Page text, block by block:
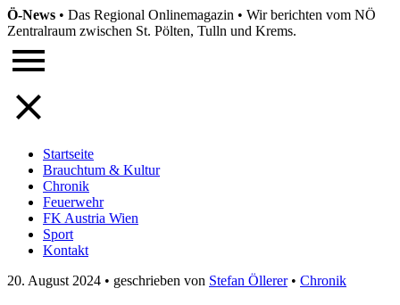
Ö-News • Das Regional Onlinemagazin • Wir berichten vom NÖ
Zentralraum zwischen St. Pölten, Tulln und Krems.
Startseite
Brauchtum & Kultur
Chronik
Feuerwehr
FK Austria Wien
Sport
Kontakt
20. August 2024 • geschrieben von Stefan Öllerer • Chronik